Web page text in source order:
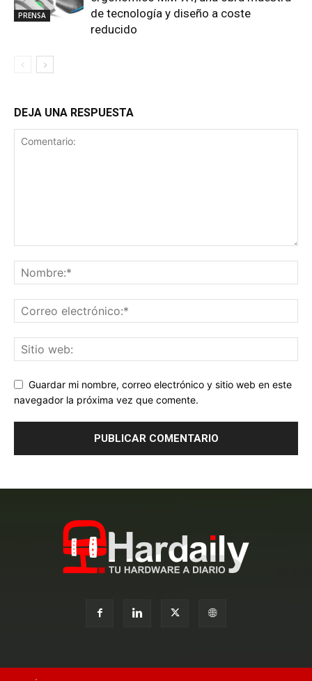
PRENSA
de tecnología y diseño a coste
reducido
DEJA UNA RESPUESTA
Guardar mi nombre, correo electrónico y sitio web en este
navegador la próxima vez que comente.